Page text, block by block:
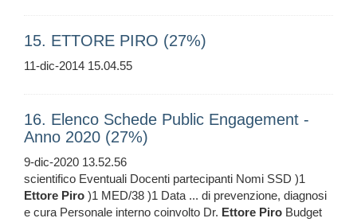
15. ETTORE PIRO (27%)
11-dic-2014 15.04.55
16. Elenco Schede Public Engagement -
Anno 2020 (27%)
9-dic-2020 13.52.56
scientifico Eventuali Docenti partecipanti Nomi SSD )1
Ettore Piro )1 MED/38 )1 Data ... di prevenzione, diagnosi
e cura Personale interno coinvolto Dr. Ettore Piro Budget